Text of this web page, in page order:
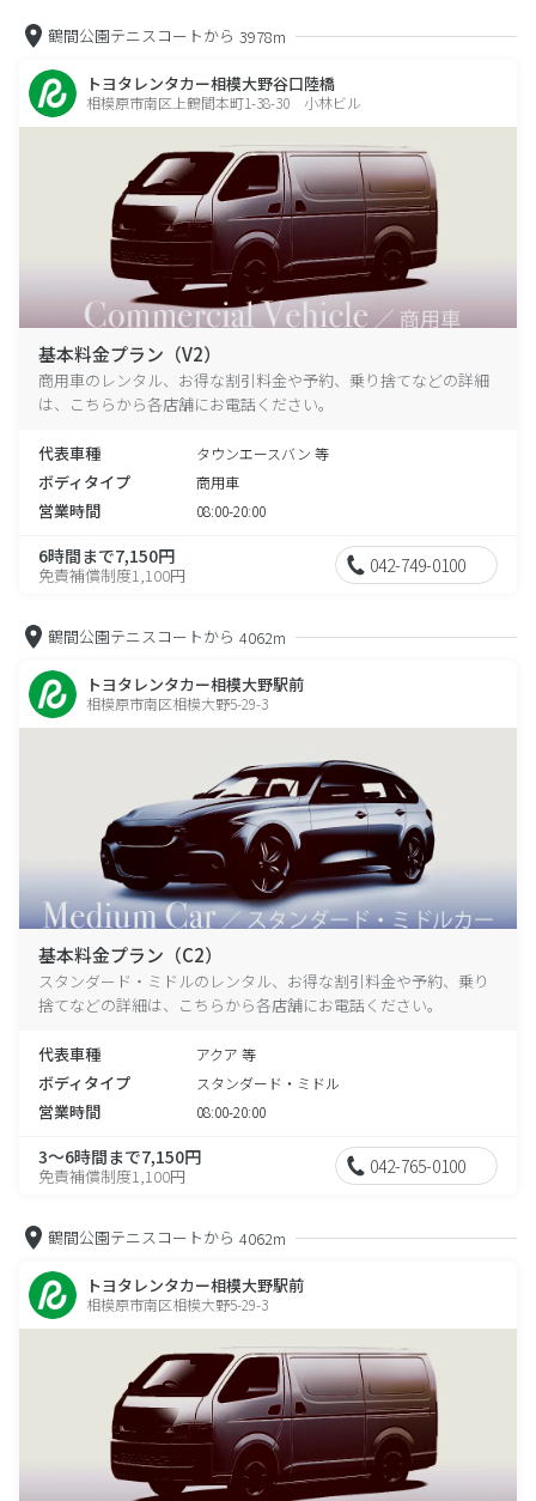
鶴間公園テニスコートから 3978m
トヨタレンタカー相模大野谷口陸橋
相模原市南区上鶴間本町1-38-30 小林ビル
基本料金プラン（V2）
商用車のレンタル、お得な割引料金や予約、乗り捨てなどの詳細
は、こちらから各店舗にお電話ください。
代表車種 タウンエースバン 等
ボディタイプ 商用車
営業時間 08:00-20:00
6時間まで7,150円
免責補償制度1,100円 042-749-0100
鶴間公園テニスコートから 4062m
トヨタレンタカー相模大野駅前
相模原市南区相模大野5-29-3
基本料金プラン（C2）
スタンダード・ミドルのレンタル、お得な割引料金や予約、乗り
捨てなどの詳細は、こちらから各店舗にお電話ください。
代表車種 アクア 等
ボディタイプ スタンダード・ミドル
営業時間 08:00-20:00
3～6時間まで7,150円
免責補償制度1,100円 042-765-0100
鶴間公園テニスコートから 4062m
トヨタレンタカー相模大野駅前
相模原市南区相模大野5-29-3